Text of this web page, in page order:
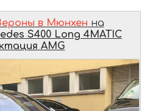
в Мюнхен на
S400 Long 4MATIC
AMG